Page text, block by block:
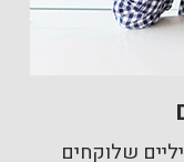
שלוקחים